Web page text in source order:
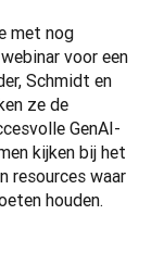
met nog
voor een
Schmidt en
ze de
GenAI-
kijken bij het
resources waar
houden.